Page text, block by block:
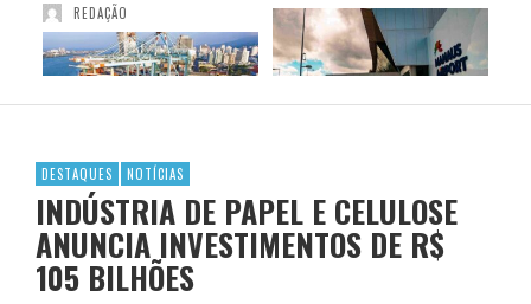
REDAÇÃO
DESTAQUES NOTÍCIAS
INDÚSTRIA DE PAPEL E CELULOSE
ANUNCIA INVESTIMENTOS DE R$
105 BILHÕES